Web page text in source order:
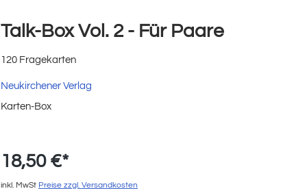
Talk-Box Vol. 2 - Für Paare
120 Fragekarten
Neukirchener Verlag
Karten-Box
18,50 €*
inkl. MwSt Preise zzgl. Versandkosten